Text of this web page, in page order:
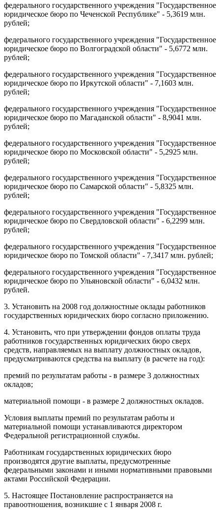
федерального государственного учреждения "Государственное
юридическое бюро по Чеченской Республике" - 5,3619 млн.
рублей;
федерального государственного учреждения "Государственное
юридическое бюро по Волгоградской области" - 5,6772 млн.
рублей;
федерального государственного учреждения "Государственное
юридическое бюро по Иркутской области" - 7,1603 млн.
рублей;
федерального государственного учреждения "Государственное
юридическое бюро по Магаданской области" - 8,9041 млн.
рублей;
федерального государственного учреждения "Государственное
юридическое бюро по Московской области" - 5,2925 млн.
рублей;
федерального государственного учреждения "Государственное
юридическое бюро по Самарской области" - 5,8325 млн.
рублей;
федерального государственного учреждения "Государственное
юридическое бюро по Свердловской области" - 6,2299 млн.
рублей;
федерального государственного учреждения "Государственное
юридическое бюро по Томской области" - 7,3417 млн. рублей;
федерального государственного учреждения "Государственное
юридическое бюро по Ульяновской области" - 6,0432 млн.
рублей.
3. Установить на 2008 год должностные оклады работников
государственных юридических бюро согласно приложению.
4. Установить, что при утверждении фондов оплаты труда
работников государственных юридических бюро сверх
средств, направляемых на выплату должностных окладов,
предусматриваются средства на выплату (в расчете на год):
премий по результатам работы - в размере 3 должностных
окладов;
материальной помощи - в размере 2 должностных окладов.
Условия выплаты премий по результатам работы и
материальной помощи устанавливаются директором
Федеральной регистрационной службы.
Работникам государственных юридических бюро
производятся другие выплаты, предусмотренные
федеральными законами и иными нормативными правовыми
актами Российской Федерации.
5. Настоящее Постановление распространяется на
правоотношения, возникшие с 1 января 2008 г.